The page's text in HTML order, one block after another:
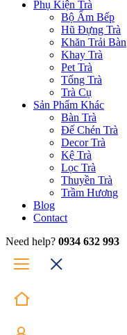
Phụ Kiện Trà
Bộ Ấm Bếp
Hũ Đựng Trà
Khăn Trải Bàn
Khay Trà
Pet Trà
Tống Trà
Trà Cụ
Sản Phẩm Khác
Bàn Trà
Đế Chén Trà
Decor Trà
Kệ Trà
Lọc Trà
Thuyền Trà
Trầm Hương
Blog
Contact
Need help? 0934 632 993